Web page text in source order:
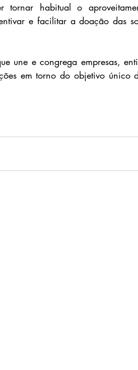
tornar habitual o
e facilitar a doação das
une e congrega empresas,
em torno do objetivo único